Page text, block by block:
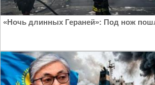
«Ночь длинных Гераней»: Под нож